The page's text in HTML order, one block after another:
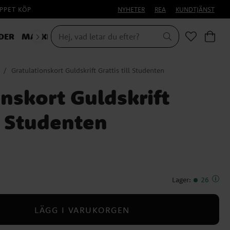
KÖP NYHETER REA KUNDTJÄNST
MASKERAD
Gratulationskort Guldskrift Grattis till Studenten
Guldskrift
Lager: 26
LÄGG I VARUKORGEN